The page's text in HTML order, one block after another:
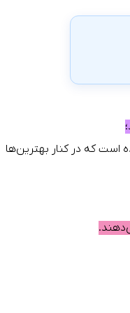
است که در کنار بهترین‌ها